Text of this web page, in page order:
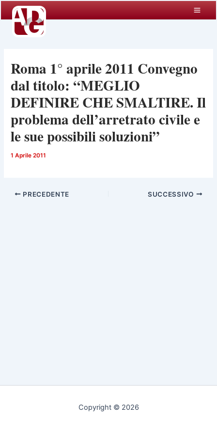
contenuto
Roma 1° aprile 2011 Convegno
dal titolo: “MEGLIO
DEFINIRE CHE SMALTIRE. Il
problema dell’arretrato civile e
le sue possibili soluzioni”
1 Aprile 2011
PRECEDENTE SUCCESSIVO
Copyright © 2026